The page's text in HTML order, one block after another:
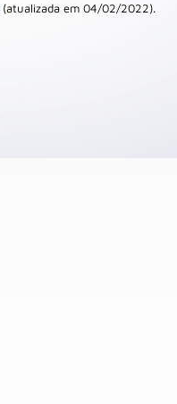
(atualizada em 04/02/2022).